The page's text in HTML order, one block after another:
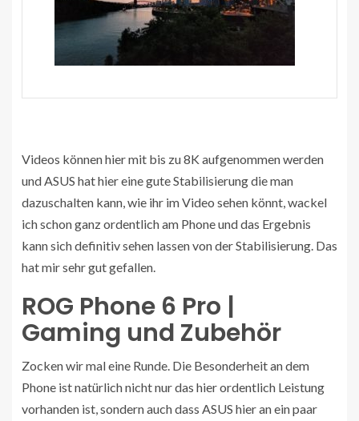
Videos können hier mit bis zu 8K aufgenommen werden
und ASUS hat hier eine gute Stabilisierung die man
dazuschalten kann, wie ihr im Video sehen könnt, wackel
ich schon ganz ordentlich am Phone und das Ergebnis
kann sich definitiv sehen lassen von der Stabilisierung. Das
hat mir sehr gut gefallen.
ROG Phone 6 Pro |
Gaming und Zubehör
Zocken wir mal eine Runde. Die Besonderheit an dem
Phone ist natürlich nicht nur das hier ordentlich Leistung
vorhanden ist, sondern auch dass ASUS hier an ein paar